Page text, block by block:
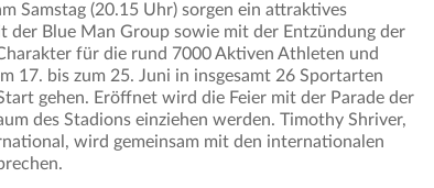
Samstag (20.15 Uhr) sorgen ein attraktives
der Blue Man Group sowie mit der Entzündung der
für die rund 7000 Aktiven Athleten und
17. bis zum 25. Juni in insgesamt 26 Sportarten
gehen. Eröffnet wird die Feier mit der Parade der
des Stadions einziehen werden. Timothy Shriver,
wird gemeinsam mit den internationalen